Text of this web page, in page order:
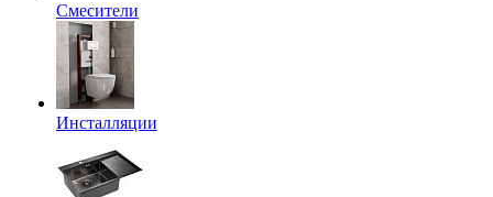
Смесители
Инсталляции